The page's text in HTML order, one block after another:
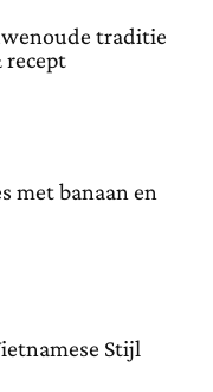
traditie
met banaan en
Stijl